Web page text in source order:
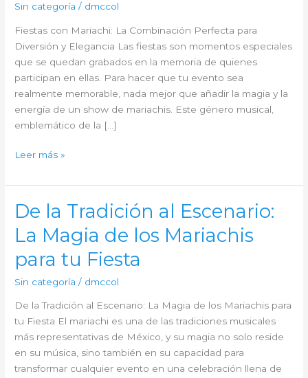
Sin categoría / dmccol
Fiestas con Mariachi: La Combinación Perfecta para
Diversión y Elegancia Las fiestas son momentos especiales
que se quedan grabados en la memoria de quienes
participan en ellas. Para hacer que tu evento sea
realmente memorable, nada mejor que añadir la magia y la
energía de un show de mariachis. Este género musical,
emblemático de la […]
Fiestas
Mariachi:
La
Combinación
Perfecta
Diversión
y
Leer más »
De la Tradición al Escenario:
La Magia de los Mariachis
para tu Fiesta
Sin categoría / dmccol
De la Tradición al Escenario: La Magia de los Mariachis para
tu Fiesta El mariachi es una de las tradiciones musicales
más representativas de México, y su magia no solo reside
en su música, sino también en su capacidad para
transformar cualquier evento en una celebración llena de